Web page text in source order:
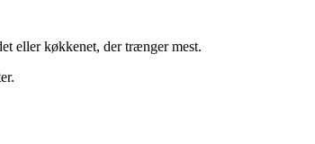
eller køkkenet, der trænger mest.